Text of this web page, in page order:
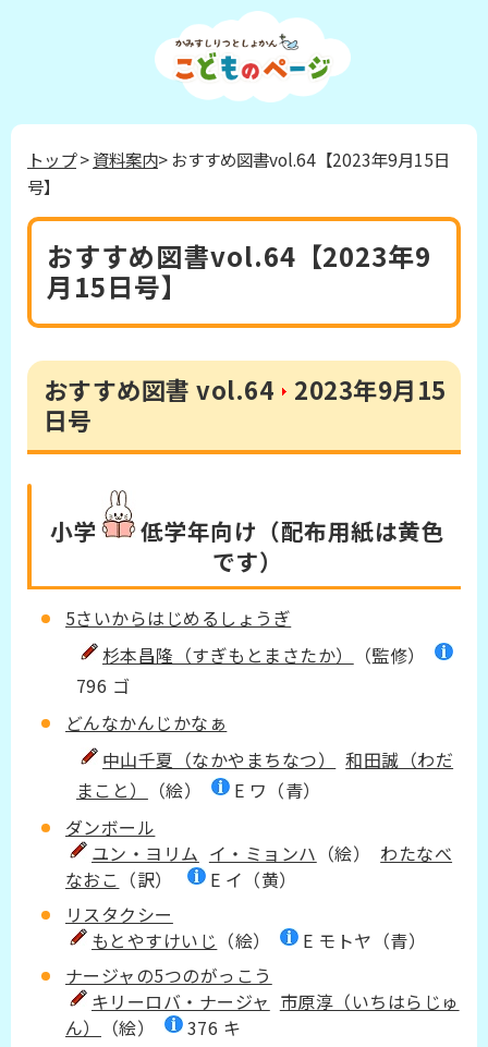
トップ>資料案内> おすすめ図書vol.64【2023年9月15日
号】
おすすめ図書vol.64【2023年9
月15日号】
おすすめ図書 vol.64
2023年9月15
日号
小学 低学年向け（配布用紙は黄色
です）
5さいからはじめるしょうぎ
杉本昌隆（すぎもとまさたか）
（監修）​​
796 ゴ
どんなかんじかなぁ
中山千夏（なかやまちなつ）
和田誠（わだ
まこと）
（絵）
E ワ（青）
ダンボール
ユン・ヨリム イ・ミョンハ （絵） わたなべ
なおこ （訳）​
E イ（黄）
リスタクシー
もとやすけいじ （絵）
E モトヤ（青）
ナージャの5つのがっこう
キリーロバ・ナージャ 市原淳（いちはらじゅ
ん）
（絵）
376 キ